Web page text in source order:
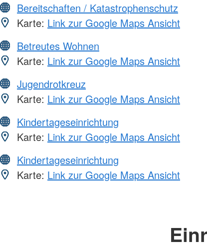
Bereitschaften / Katastrophenschutz
Karte: Link zur Google Maps Ansicht
Betreutes Wohnen
Karte: Link zur Google Maps Ansicht
Jugendrotkreuz
Karte: Link zur Google Maps Ansicht
Kindertageseinrichtung
Karte: Link zur Google Maps Ansicht
Kindertageseinrichtung
Karte: Link zur Google Maps Ansicht